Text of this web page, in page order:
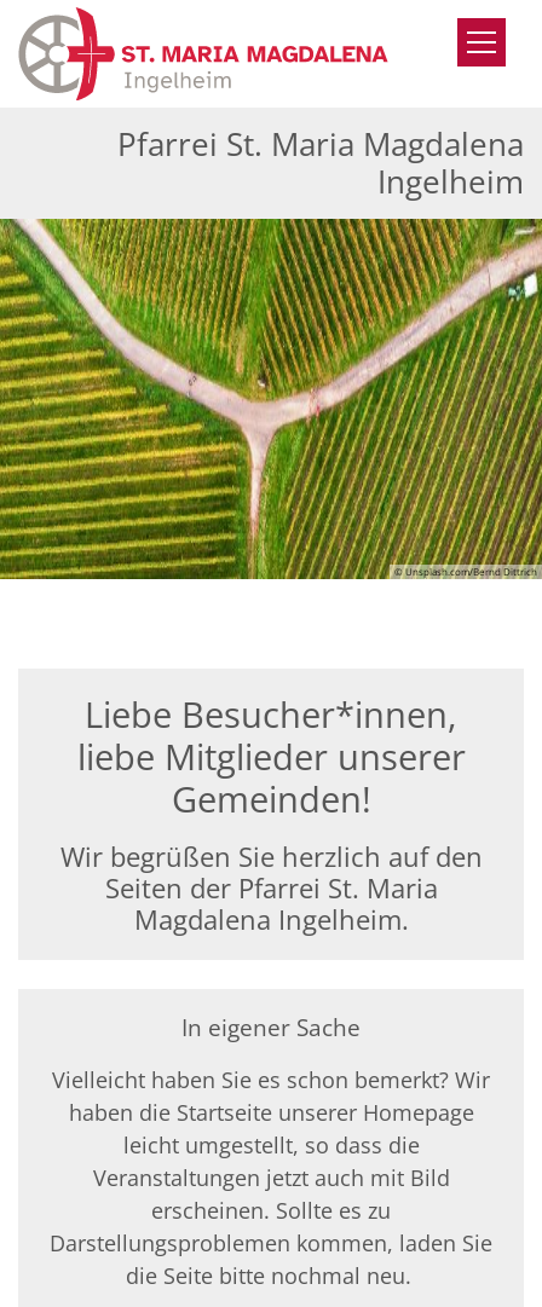
Zum Inhalt springen
Pfarrei St. Maria Magdalena
Ingelheim
© Unsplash.com/Bernd Dittrich
Liebe Besucher*innen,
liebe Mitglieder unserer
Gemeinden!
Wir begrüßen Sie herzlich auf den
Seiten der Pfarrei St. Maria
Magdalena Ingelheim.
In eigener Sache
Vielleicht haben Sie es schon bemerkt? Wir
haben die Startseite unserer Homepage
leicht umgestellt, so dass die
Veranstaltungen jetzt auch mit Bild
erscheinen. Sollte es zu
Darstellungsproblemen kommen, laden Sie
die Seite bitte nochmal neu.